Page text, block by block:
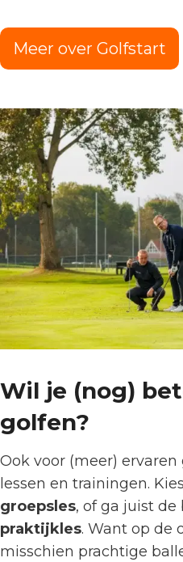
Meer over Golfstart
Wil je (nog)
golfen?
Ook voor (meer)
lessen en trainingen.
groepsles, of ga juist de
praktijkles. Want op de
misschien prachtige